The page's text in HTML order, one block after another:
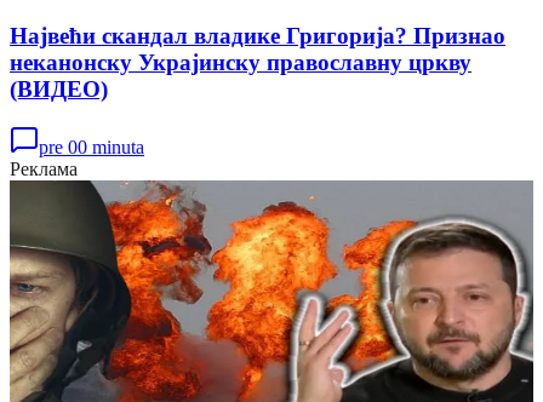
Највећи скандал владике Григорија? Признао
неканонску Украјинску православну цркву
(ВИДЕО)
pre 00 minuta
Реклама